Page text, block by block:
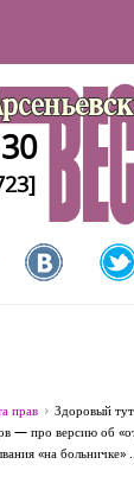
30
прав
Здоровый
— про версию об
«на больничке»